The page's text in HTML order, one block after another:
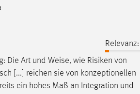
Relevanz:
Die Art und Weise, wie Risiken von
[...] reichen sie von konzeptionellen
ein hohes Maß an Integration und